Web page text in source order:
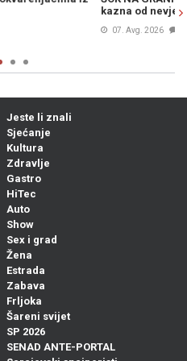
Jeste li znali
Sjećanje
Kultura
Zdravlje
Gastro
HiTec
Auto
Show
Sex i grad
Žena
Estrada
Zabava
Frljoka
Šareni svijet
SP 2026
SENAD ANTE-PORTAL